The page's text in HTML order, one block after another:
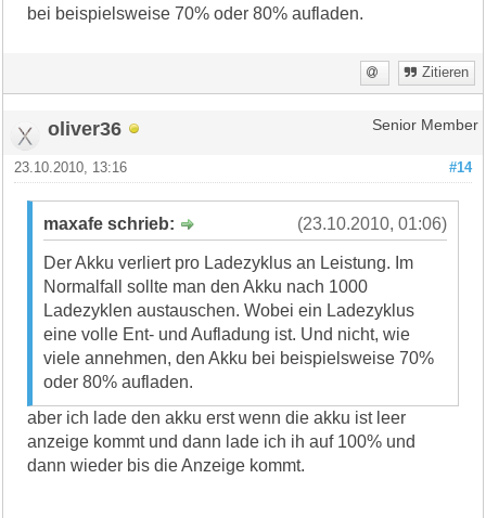
bei beispielsweise 70% oder 80% aufladen.
Zitieren
oliver36 Senior Member
#14
23.10.2010, 13:16
(23.10.2010, 01:06)
maxafe schrieb:
Der Akku verliert pro Ladezyklus an Leistung. Im
Normalfall sollte man den Akku nach 1000
Ladezyklen austauschen. Wobei ein Ladezyklus
eine volle Ent- und Aufladung ist. Und nicht, wie
viele annehmen, den Akku bei beispielsweise 70%
oder 80% aufladen.
aber ich lade den akku erst wenn die akku ist leer
anzeige kommt und dann lade ich ih auf 100% und
dann wieder bis die Anzeige kommt.